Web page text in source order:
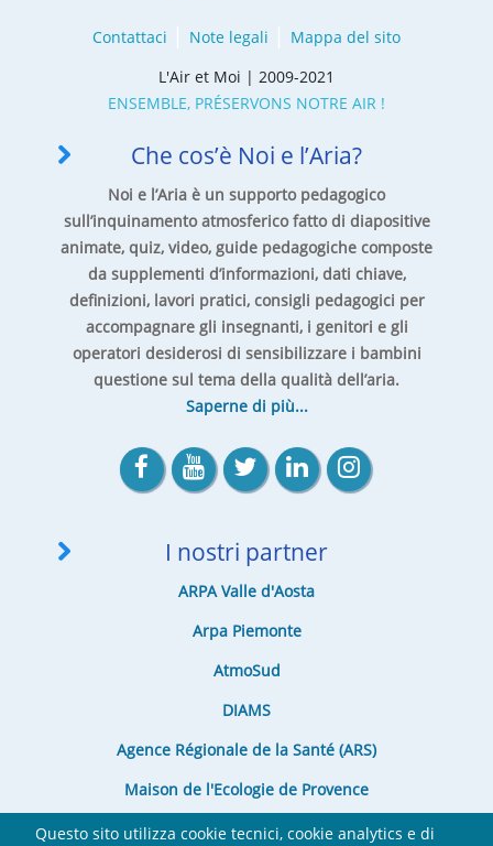
Contattaci Note legali
Mappa del sito
L'Air et Moi | 2009-2021
ENSEMBLE, PRÉSERVONS NOTRE AIR !
Che cos’è Noi e l’Aria?
Noi e l’Aria è un supporto pedagogico
sull’inquinamento atmosferico fatto di diapositive
animate, quiz, video, guide pedagogiche composte
da supplementi d’informazioni, dati chiave,
definizioni, lavori pratici, consigli pedagogici per
accompagnare gli insegnanti, i genitori e gli
operatori desiderosi di sensibilizzare i bambini
questione sul tema della qualità dell’aria.
Saperne di più...
I nostri partner
ARPA Valle d'Aosta
Arpa Piemonte
AtmoSud
DIAMS
Agence Régionale de la Santé (ARS)
Maison de l'Ecologie de Provence
Questo sito utilizza cookie tecnici, cookie analytics e di